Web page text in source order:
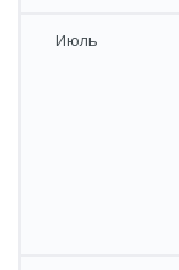
Июль